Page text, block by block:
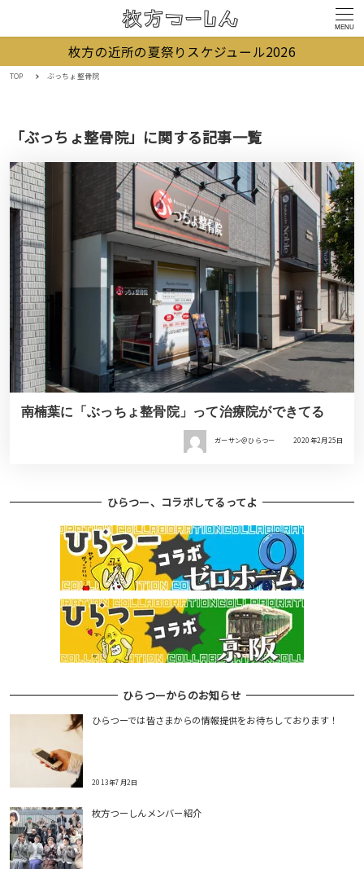
MENU
枚方の近所の夏祭りスケジュール2026
TOP ぶっちょ整骨院
「ぶっちょ整骨院」に関する記事一覧
南楠葉に「ぶっちょ整骨院」って治療院ができてる
ガーサン＠ひらつー 2020年2月25日
ひらつー、コラボしてるってよ
ひらつーからのお知らせ
ひらつーでは皆さまからの情報提供をお待ちしております！
2013年7月2日
枚方つーしんメンバー紹介